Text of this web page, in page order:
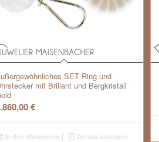
SET Ring und
mit Brillant und Bergkristall
€
In den Warenkorb Details anzeigen